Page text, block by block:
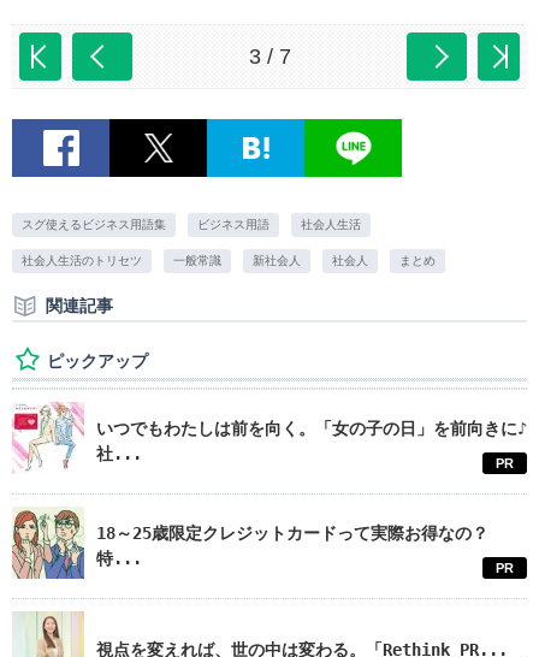
3 / 7
スグ使えるビジネス用語集 ビジネス用語 社会人生活
社会人生活のトリセツ 一般常識 新社会人 社会人 まとめ
関連記事
ピックアップ
いつでもわたしは前を向く。「女の子の日」を前向きに♪
社...
PR
18～25歳限定クレジットカードって実際お得なの？
特...
PR
視点を変えれば、世の中は変わる。「Rethink PR...